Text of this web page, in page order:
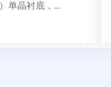
单晶衬底，…